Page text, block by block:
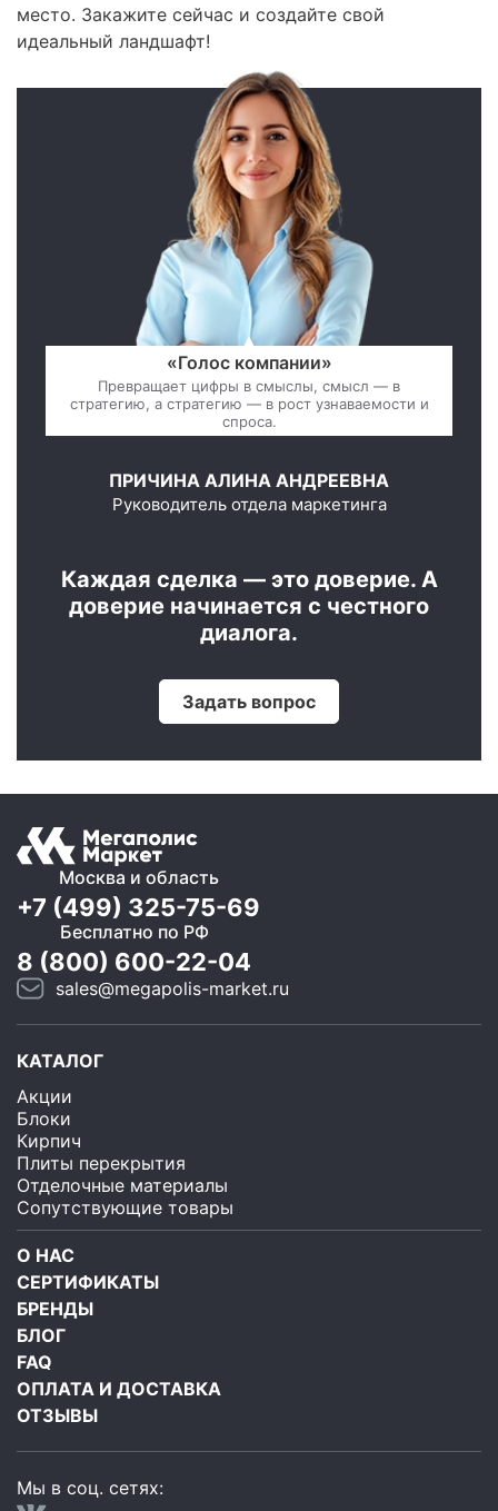
место. Закажите сейчас и создайте свой
идеальный ландшафт!
«Голос компании»
Превращает цифры в смыслы, смысл — в
стратегию, а стратегию — в рост узнаваемости и
спроса.
ПРИЧИНА АЛИНА АНДРЕЕВНА
Руководитель отдела маркетинга
Каждая сделка — это доверие. А
доверие начинается с честного
диалога.
Задать вопрос
Москва и область
+7 (499) 325-75-69
Бесплатно по РФ
8 (800) 600-22-04
sales@megapolis-market.ru
КАТАЛОГ
Акции
Блоки
Кирпич
Плиты перекрытия
Отделочные материалы
Сопутствующие товары
О НАС
СЕРТИФИКАТЫ
БРЕНДЫ
БЛОГ
FAQ
ОПЛАТА И ДОСТАВКА
ОТЗЫВЫ
Мы в соц. сетях: